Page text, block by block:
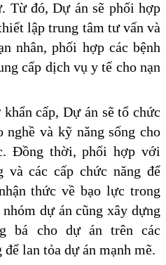
Từ đó, Dự án sẽ phối hợp
lập trung tâm tư vấn và
nhân, phối hợp các bệnh
cấp dịch vụ y tế cho nạn
cấp, Dự án sẽ tổ chức
nghề và kỹ năng sống cho
Đồng thời, phối hợp với
và các cấp chức năng để
thức về bạo lực trong
dự án cũng xây dựng
bá cho dự án trên các
lan tỏa dự án mạnh mẽ.